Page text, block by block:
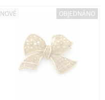
NOVÉ OBJEDNÁNO